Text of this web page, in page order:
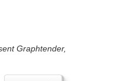
Graphtender,